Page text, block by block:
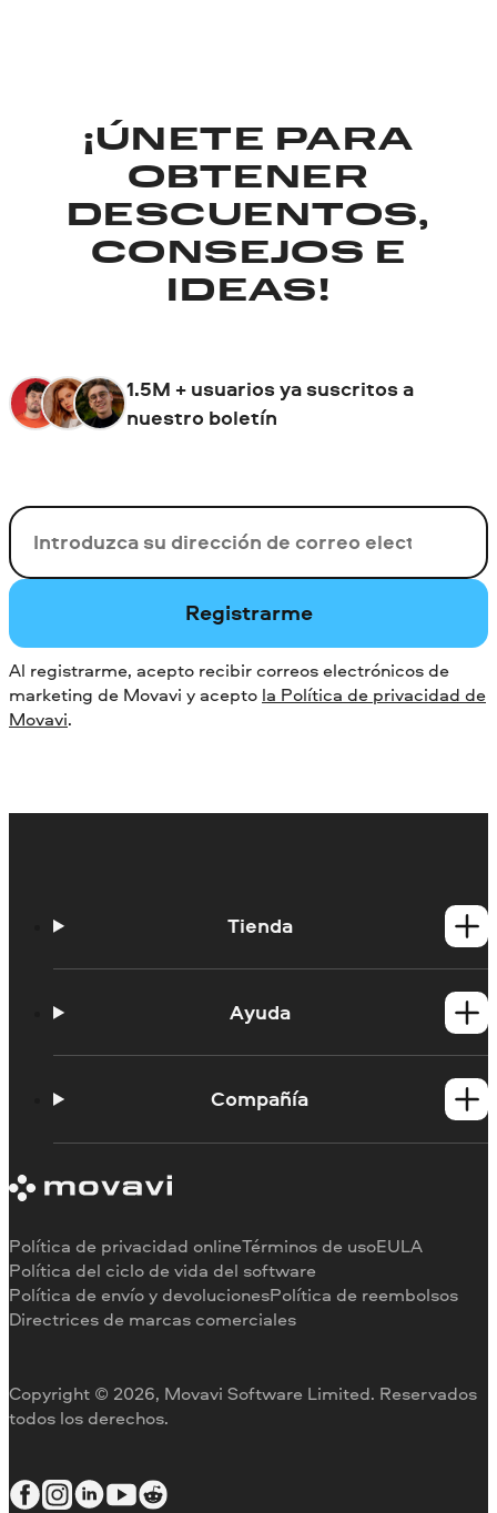
¡ÚNETE PARA
OBTENER
DESCUENTOS,
CONSEJOS E
IDEAS!
1.5M + usuarios ya suscritos a
nuestro boletín
Su correo electrónico
Registrarme
Al registrarme, acepto recibir correos electrónicos de
marketing de Movavi y acepto la Política de privacidad de
Movavi.
Tienda
Productos para MacAyuda
Portal de aprendizaje
Limitaciones de la versión de prueba
Reembolso
Compañía
Testimonios
Por qué elegirnos
Para el trabajo
Copyright © 2026, Movavi Software Limited. Reservados
todos los derechos.
Política de privacidad onlineTérminos de usoEULA
Política del ciclo de vida del software
Política de envío y devolucionesPolítica de reembolsos
Directrices de marcas comerciales